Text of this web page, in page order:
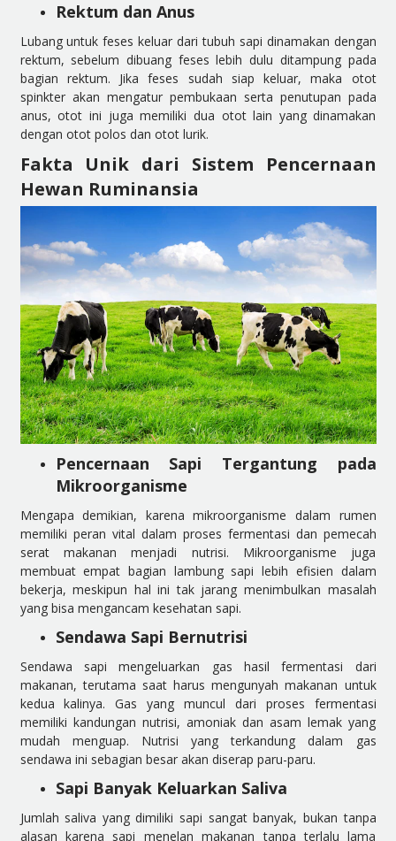
Rektum dan Anus
Lubang untuk feses keluar dari tubuh sapi dinamakan dengan
rektum, sebelum dibuang feses lebih dulu ditampung pada
bagian rektum. Jika feses sudah siap keluar, maka otot
spinkter akan mengatur pembukaan serta penutupan pada
anus, otot ini juga memiliki dua otot lain yang dinamakan
dengan otot polos dan otot lurik.
Fakta Unik dari Sistem Pencernaan
Hewan Ruminansia
Pencernaan Sapi Tergantung pada
Mikroorganisme
Mengapa demikian, karena mikroorganisme dalam rumen
memiliki peran vital dalam proses fermentasi dan pemecah
serat makanan menjadi nutrisi. Mikroorganisme juga
membuat empat bagian lambung sapi lebih efisien dalam
bekerja, meskipun hal ini tak jarang menimbulkan masalah
yang bisa mengancam kesehatan sapi.
Sendawa Sapi Bernutrisi
Sendawa sapi mengeluarkan gas hasil fermentasi dari
makanan, terutama saat harus mengunyah makanan untuk
kedua kalinya. Gas yang muncul dari proses fermentasi
memiliki kandungan nutrisi, amoniak dan asam lemak yang
mudah menguap. Nutrisi yang terkandung dalam gas
sendawa ini sebagian besar akan diserap paru-paru.
Sapi Banyak Keluarkan Saliva
Jumlah saliva yang dimiliki sapi sangat banyak, bukan tanpa
alasan karena sapi menelan makanan tanpa terlalu lama